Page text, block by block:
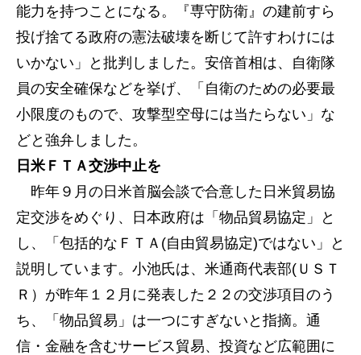
能力を持つことになる。『専守防衛』の建前すら
投げ捨てる政府の憲法破壊を断じて許すわけには
いかない」と批判しました。安倍首相は、自衛隊
員の安全確保などを挙げ、「自衛のための必要最
小限度のもので、攻撃型空母には当たらない」な
どと強弁しました。
日米ＦＴＡ交渉中止を
昨年９月の日米首脳会談で合意した日米貿易協
定交渉をめぐり、日本政府は「物品貿易協定」と
し、「包括的なＦＴＡ(自由貿易協定)ではない」と
説明しています。小池氏は、米通商代表部(ＵＳＴ
Ｒ）が昨年１２月に発表した２２の交渉項目のう
ち、「物品貿易」は一つにすぎないと指摘。通
信・金融を含むサービス貿易、投資など広範囲に